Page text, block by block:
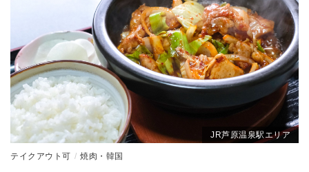
JR芦原温泉駅エリア
テイクアウト可 焼肉・韓国